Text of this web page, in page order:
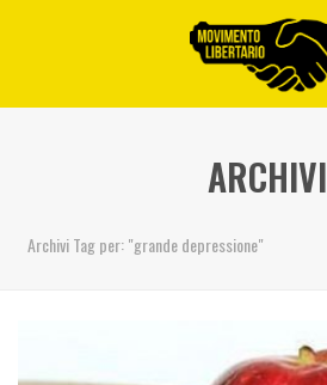
ARCHIVI
Archivi Tag per: "grande depressione"